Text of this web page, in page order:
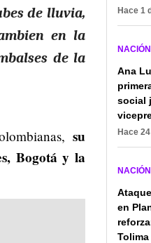
de lluvia,
en la
de la
su
Bogotá y la
Hace 1
NACIÓN
Ana
social
Hace
NACIÓN
en
Tolima